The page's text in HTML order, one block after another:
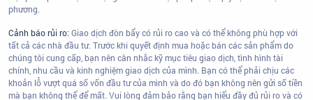
phương.
Cảnh báo rủi ro: Giao dịch đòn bẩy có rủi ro cao và có thể không phù hợp với
tất cả các nhà đầu tư. Trước khi quyết định mua hoặc bán các sản phẩm do
chúng tôi cung cấp, bạn nên cân nhắc kỹ mục tiêu giao dịch, tình hình tài
chính, nhu cầu và kinh nghiệm giao dịch của mình. Bạn có thể phải chịu các
khoản lỗ vượt quá số vốn đầu tư của mình và do đó bạn không nên gửi số tiền
mà bạn không thể để mất. Vui lòng đảm bảo rằng bạn hiểu đầy đủ rủi ro và có